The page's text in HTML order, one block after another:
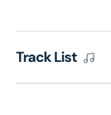
Track List